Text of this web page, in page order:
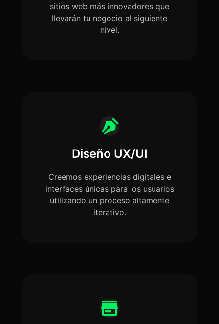
sitios web más innovadores que
llevarán tu negocio al siguiente
nivel.
Diseño UX/UI
Creemos experiencias digitales e
interfaces únicas para los usuarios
utilizando un proceso altamente
iterativo.